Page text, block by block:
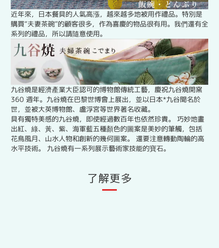
近年來，日本餐具的人氣高漲，越來越多地被用作禮品。特別是
購買“夫妻茶碗”的顧客很多，作為喜慶的物品很有用。我們還有全
系列的禮品，所以請隨意使用。
九谷燒是經濟產業大臣認可的博物館傳統工藝，慶祝九谷燒開窯
360 週年。九谷燒在巴黎世博會上展出，並以日本*九谷聞名於
世，並被大英博物館、盧浮宮等世界著名收藏。
具有獨特美感的九谷燒，即使經過數百年也依然珍貴。 巧妙地畫
出紅、綠、黃、紫、海軍藍五種顏色的圖案是美妙的筆觸，包括
花鳥風月、山水人物和創新的幾何圖案。 還要注意轉動陶輪的高
水平技術。 九谷燒有一系列展示藝術家技能的寶石。
了解更多